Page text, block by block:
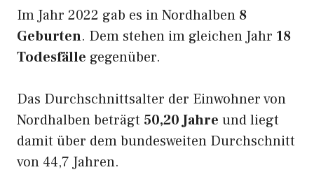
Im Jahr 2022 gab es in Nordhalben 8
Geburten. Dem stehen im gleichen Jahr 18
Todesfälle gegenüber.
Das Durchschnittsalter der Einwohner von
Nordhalben beträgt 50,20 Jahre und liegt
damit über dem bundesweiten Durchschnitt
von 44,7 Jahren.